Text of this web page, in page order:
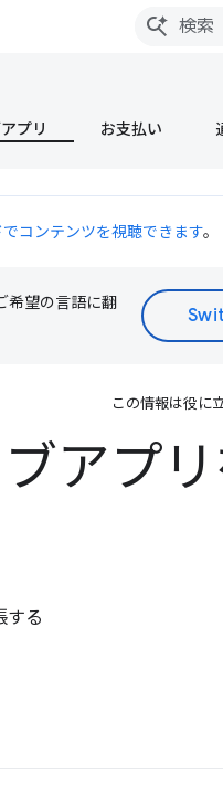
プリ お支払い
コンテンツを視聴できます。
希望の言語に翻
この情報は役に
アプ
する